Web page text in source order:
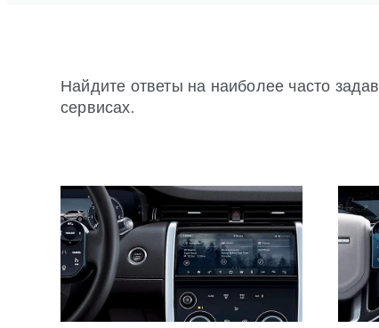
Найдите ответы на наиболее часто
сервисах.